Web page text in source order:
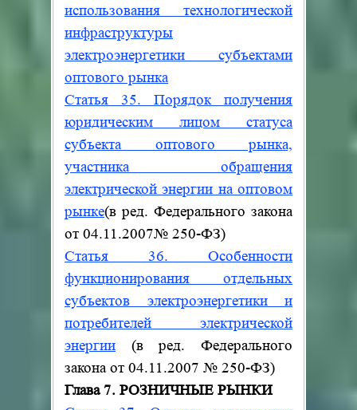
использования технологической
инфраструктуры
электроэнергетики субъектами
оптового рынка
Статья 35. Порядок получения
юридическим лицом статуса
субъекта оптового рынка,
участника обращения
электрической энергии на оптовом
рынке(в ред. Федерального закона
от 04.11.2007№ 250-ФЗ)
Статья 36. Особенности
функционирования отдельных
субъектов электроэнергетики и
потребителей электрической
энергии
(в ред. Федерального
закона от 04.11.2007 № 250-ФЗ)
Глава 7. РОЗНИЧНЫЕ РЫНКИ